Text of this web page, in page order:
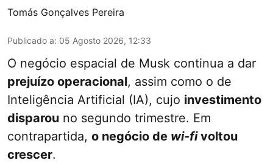
Tomás Gonçalves Pereira
Publicado a: 05 Agosto 2026, 12:33
O negócio espacial de Musk continua a dar
prejuízo operacional, assim como o de
Inteligência Artificial (IA), cujo investimento
disparou no segundo trimestre. Em
contrapartida, o negócio de wi-fivoltou
crescer.